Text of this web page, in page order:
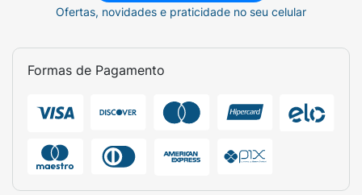
Gire o botão de controle e escolha a
Quando a água estiver prestes a acabar,
necessidade de reabastecimento.
Importante:evite direcionar a névoa
diretamente para paredes ou móveis de
Ofertas, novidades e praticidade no seu celular
Formas de Pagamento